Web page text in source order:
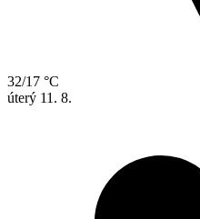
32/17 °C
úterý 11. 8.